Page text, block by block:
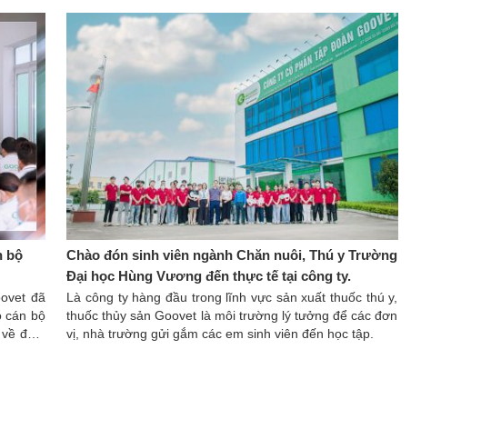
thị
bộ
đã
cán bộ
đảm
Chào đón sinh viên ngành Chăn nuôi, Thú y Trường
Đại học Hùng Vương đến thực tế tại công ty.
Là công ty hàng đầu trong lĩnh vực sản xuất thuốc thú y,
thuốc thủy sản Goovet là môi trường lý tưởng để các đơn
vị, nhà trường gửi gắm các em sinh viên đến học tập.